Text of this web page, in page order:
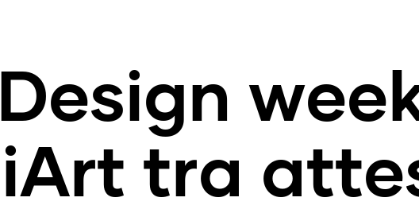
Design wee
iArt tra atte